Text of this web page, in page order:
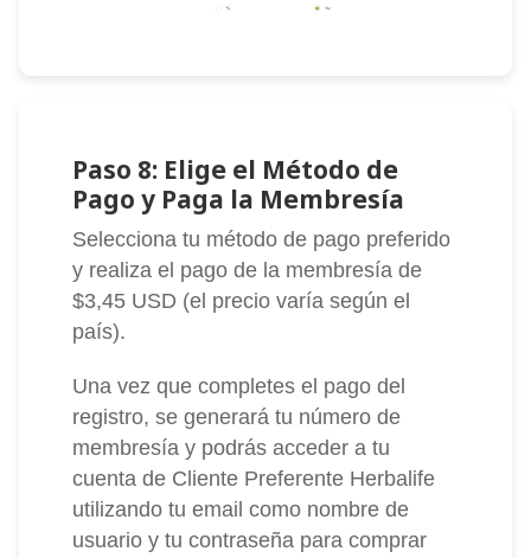
Paso 8: Elige el Método de
Pago y Paga la Membresía
Selecciona tu método de pago preferido
y realiza el pago de la membresía de
$3,45 USD (el precio varía según el
país).
Una vez que completes el pago del
registro, se generará tu número de
membresía y podrás acceder a tu
cuenta de Cliente Preferente Herbalife
utilizando tu email como nombre de
usuario y tu contraseña para comprar